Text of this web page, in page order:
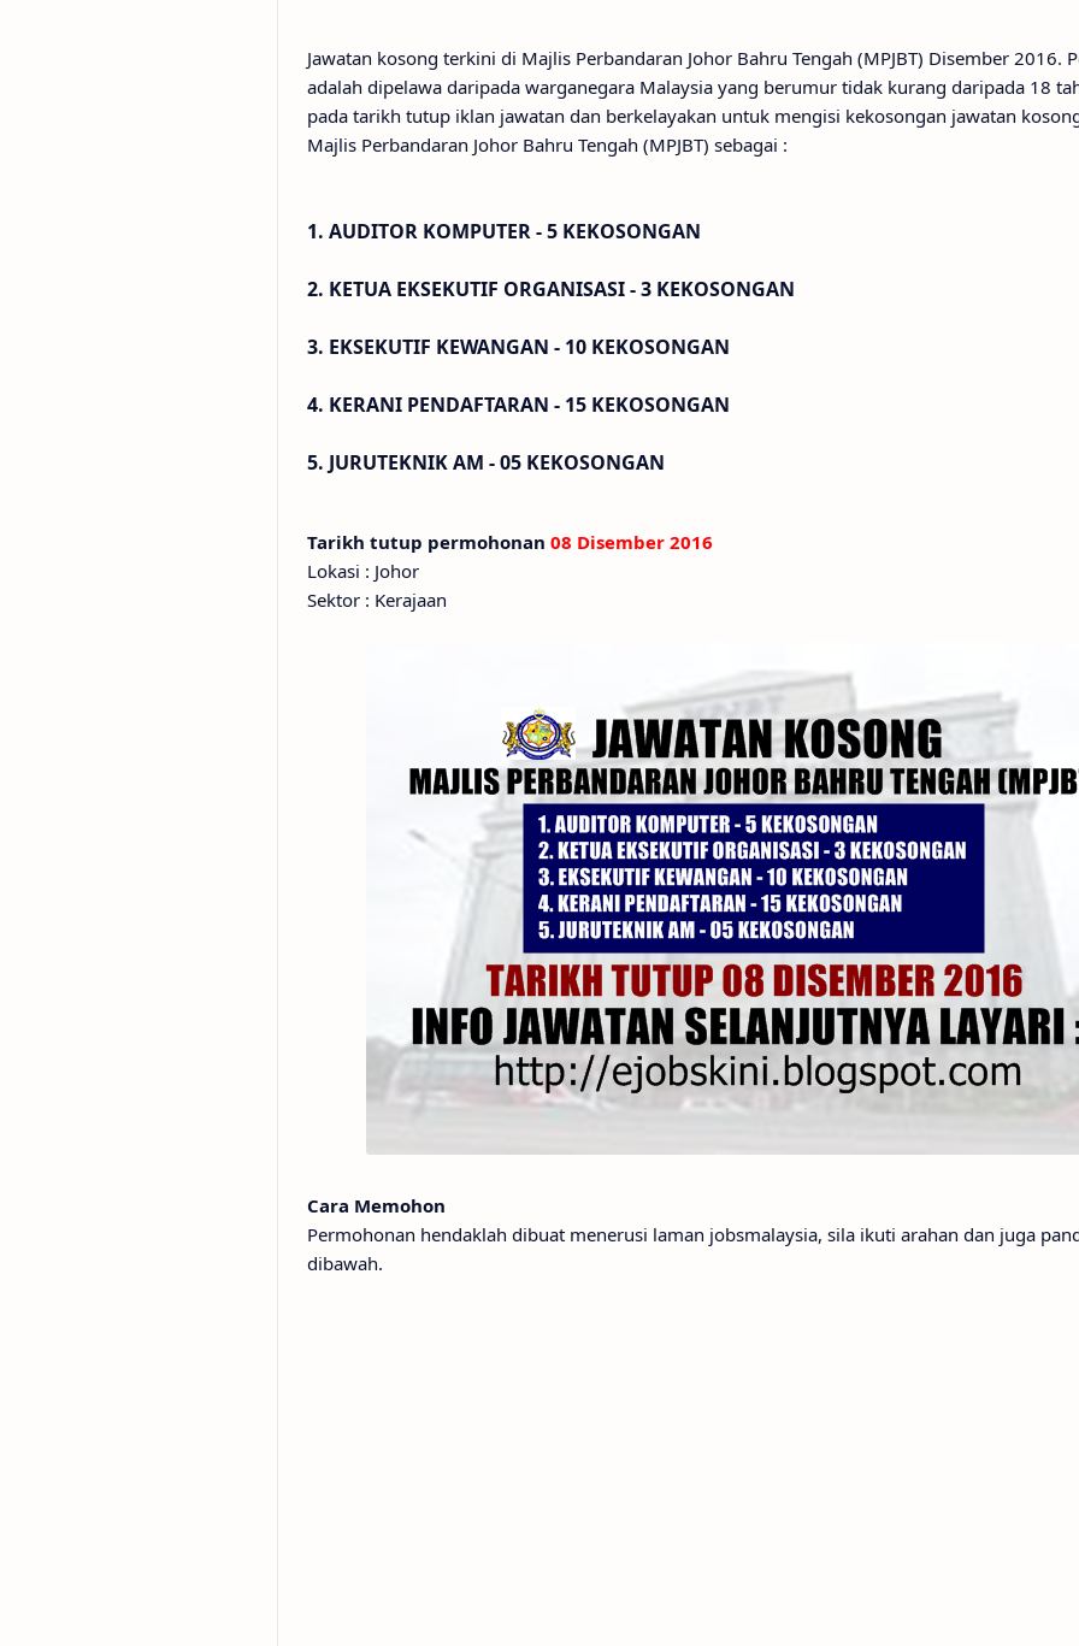
Jawatan kosong terkini di Majlis Perbandaran Johor Bahru Tengah (MPJBT) Disember 2016.
adalah dipelawa daripada warganegara Malaysia yang berumur tidak kurang daripada 18
pada tarikh tutup iklan jawatan dan berkelayakan untuk mengisi kekosongan jawatan
Majlis Perbandaran Johor Bahru Tengah (MPJBT) sebagai :
1. AUDITOR KOMPUTER - 5 KEKOSONGAN
2. KETUA EKSEKUTIF ORGANISASI - 3 KEKOSONGAN
3. EKSEKUTIF KEWANGAN - 10 KEKOSONGAN
4. KERANI PENDAFTARAN - 15 KEKOSONGAN
5. JURUTEKNIK AM - 05 KEKOSONGAN
Tarikh tutup permohonan 08 Disember 2016
Lokasi : Johor
Sektor : Kerajaan
Cara Memohon
Permohonan hendaklah dibuat menerusi laman jobsmalaysia, sila ikuti arahan dan juga
dibawah.